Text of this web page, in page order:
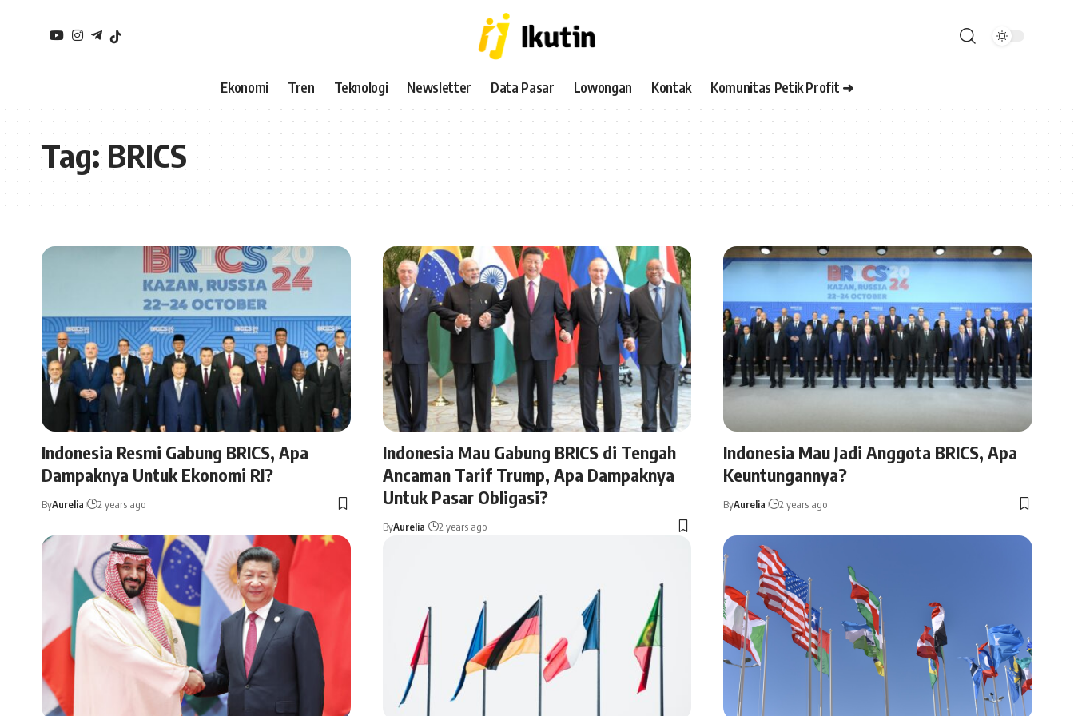
Ekonomi Tren Teknologi Newsletter Data Pasar Lowongan Kontak Komunitas Petik Profit ➜
Tag:BRICS
Indonesia Resmi Gabung BRICS, Apa
Dampaknya Untuk Ekonomi RI?
ByAurelia 2 years ago
Indonesia Mau Gabung BRICS di Tengah
Ancaman Tarif Trump, Apa Dampaknya
Untuk Pasar Obligasi?
ByAurelia 2 years ago
Indonesia Mau Jadi Anggota BRICS, Apa
Keuntungannya?
ByAurelia 2 years ago